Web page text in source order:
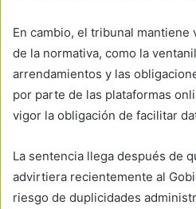
En cambio, el tribunal
de la normativa, como la
arrendamientos y las
por parte de las plataformas
vigor la obligación de facilitar
La sentencia llega después de
advirtiera recientemente al
riesgo de duplicidades